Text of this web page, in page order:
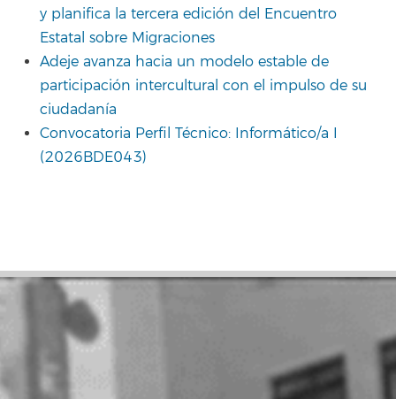
y planifica la tercera edición del Encuentro
Estatal sobre Migraciones
Adeje avanza hacia un modelo estable de
participación intercultural con el impulso de su
ciudadanía
Convocatoria Perfil Técnico: Informático/a I
(2026BDE043)